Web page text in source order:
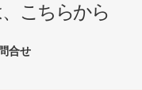
こちらから
合せ